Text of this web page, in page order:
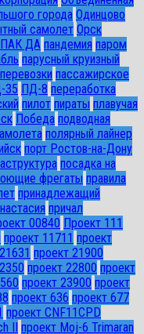
города Одинцово
самолет Орск
ПАК ДА пандемия паром
парусный круизный
пассажирское
35 ПД-8 переработка
пилот пираты плавучая
Победа подводная
полярный лайнер
порт Ростов-на-Дону
посадка на
фрегаты правила
принадлежащий
причал
00840 Проект 111
проект 11711 проект
проект 21900
проект 22800 проект
проект 23900 проект
проект 636 проект 677
проект CNF11CPD
II
проект Moj-6 Trimaran